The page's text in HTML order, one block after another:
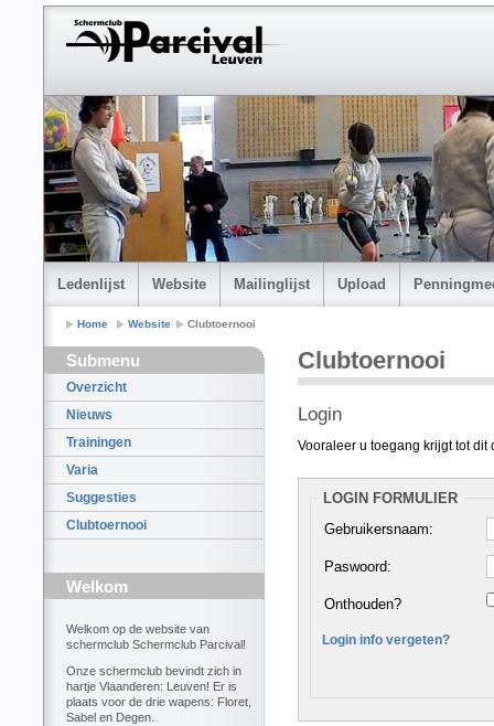
Ledenlijst Website Mailinglijst Upload
Home Website Clubtoernooi
Submenu
Overzicht
Nieuws
Trainingen
Varia
Suggesties
Clubtoernooi
Welkom
Welkom op de website van
schermclub Schermclub Parcival!
Onze schermclub bevindt zich in
hartje Vlaanderen: Leuven! Er is
plaats voor de drie wapens: Floret,
Sabel en Degen.
Clubtoernooi
Login
Vooraleer u toegang krijgt tot
LOGIN FORMULIER
Gebruikersnaam:
Paswoord:
Onthouden?
Login info vergeten?